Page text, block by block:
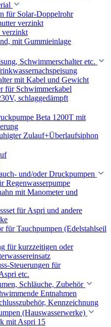
für Solar-Doppelrohr
verzinkt
verzinkt
mit Gummieinlage
Schwimmerschalter etc.
mit Kabel und Gewicht
für Schwimmerkabel
schlaggedämpft
Beta 1200T mit
Zulauf+Überlaufsiphon
und/oder Druckpumpen
Regenwasserpumpe
mit Manometer und
für Aspri und andere
für Tauchpumpen (Edelstahlseil
für kurzzeitigen oder
Steuerungen für
etc.
Schläuche, Zubehör
Entnahmen
Kennzeichnung
(Hauswasserwerke)
mit Aspri 15